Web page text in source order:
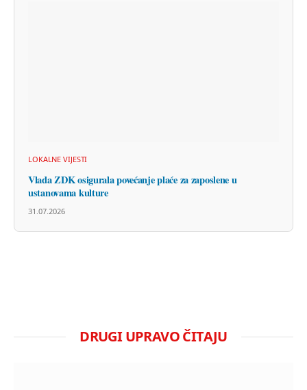
LOKALNE VIJESTI
Vlada ZDK osigurala povećanje plaće za zaposlene u
ustanovama kulture
31.07.2026
DRUGI UPRAVO ČITAJU